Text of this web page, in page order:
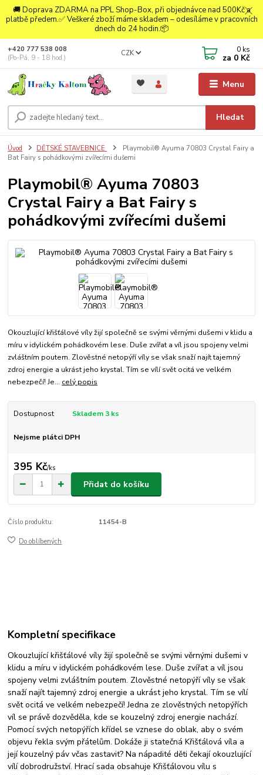
🚚 Doprava ZDARMA na PPL Shop-Box, při objednávce nad 500Kč a
platbě předem.✅ Veškeré zboží máme skladem – odesíláme v pracovních
dnech do 24 hodin.📦
Menu
CZK
Hledat
+420 777 538 008
(Po-Pá, 9 - 18 hod.)
0 ks
za 0 Kč
Úvod DĚTSKÉ STAVEBNICE
Playmobil® Ayuma 70803 Crystal Fairy a
Bat Fairy s pohádkovými zvířecími dušemi
Playmobil® Ayuma 70803
Crystal Fairy a Bat Fairy s
pohádkovými zvířecími dušemi
Okouzlující křišťálové víly žijí společně se svými věrnými dušemi v klidu a
míru v idylickém pohádkovém lese. Duše zvířat a víl jsou spojeny velmi
zvláštním poutem. Zlověstné netopýří víly se však snaží najít tajemný
zdroj energie a ukrást jeho krystal. Tím se vílí svět ocitá ve velkém
nebezpečí! Je... celý popis
Dostupnost Skladem 3 ks
Nejsme plátci DPH
395 Kč/ks
Přidat do košíku
Číslo produktu: 11454-B
Do oblíbených
Kompletní specifikace
Okouzlující křišťálové víly žijí společně se svými věrnými dušemi v
klidu a míru v idylickém pohádkovém lese. Duše zvířat a víl jsou
spojeny velmi zvláštním poutem. Zlověstné netopýří víly se však
snaží najít tajemný zdroj energie a ukrást jeho krystal. Tím se vílí
svět ocitá ve velkém nebezpečí! Jedna ze zlověstných netopýřích
víl se právě dozvěděla, kde se kouzelný zdroj energie nachází.
Pomocí svých netopýřích křídel se vznese do oblak, aby o svém
objevu řekla svým přátelům. Dokáže ji statečná Křišťálová víla a
její kouzelný páv včas zastavit? Na nápadité děti čekají okouzlující
vílí dobrodružství. Hrací sada obsahuje Křišťálovou vílu s